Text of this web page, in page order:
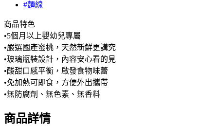
#麵線
商品特色
•5個月以上嬰幼兒專屬
•嚴選國產蜜桃，天然新鮮更講究
•玻璃瓶裝設計，內容安心看的見
•酸甜口感平衡，啟發食物味蕾
•免加熱可即食，方便外出攜帶
•無防腐劑、無色素、無香料
商品詳情